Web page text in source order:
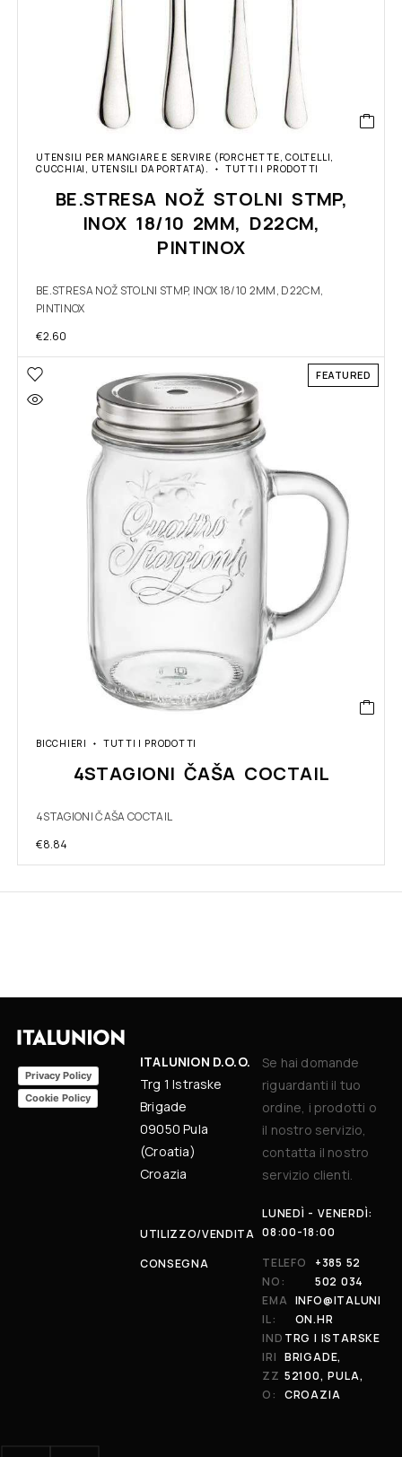
UTENSILI PER MANGIARE E SERVIRE (FORCHETTE, COLTELLI,
CUCCHIAI, UTENSILI DA PORTATA).
TUTTI I PRODOTTI
BE.STRESA NOŽ STOLNI STMP,
INOX 18/10 2MM, D22CM,
PINTINOX
BE.STRESA NOŽ STOLNI STMP, INOX 18/10 2MM, D22CM,
PINTINOX
€2.60
FEATURED
BICCHIERI TUTTI I PRODOTTI
4STAGIONI ČAŠA COCTAIL
4STAGIONI ČAŠA COCTAIL
€8.84
Privacy Policy
Cookie Policy
ITALUNION D.O.O.
Trg 1 Istraske
Brigade
09050 Pula
(Croatia)
Croazia
UTILIZZO/VENDITA
CONSEGNA
Se hai domande
riguardanti il tuo
ordine, i prodotti o
il nostro servizio,
contatta il nostro
servizio clienti.
LUNEDÌ - VENERDÌ:
08:00-18:00
TELEFO
NO:
+385 52
502 034
EMA
IL:
INFO@ITALUNI
ON.HR
IND
IRI
ZZ
O:
TRG I ISTARSKE
BRIGADE,
52100, PULA,
CROAZIA